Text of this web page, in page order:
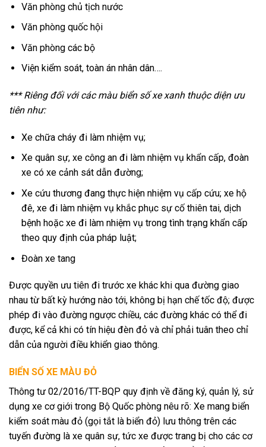
Văn phòng chủ tịch nước
Văn phòng quốc hội
Văn phòng các bộ
Viện kiểm soát, toàn án nhân dân….
*** Riêng đối với các màu biển số xe xanh thuộc diện ưu
tiên như:
Xe chữa cháy đi làm nhiệm vụ;
Xe quân sự, xe công an đi làm nhiệm vụ khẩn cấp, đoàn
xe có xe cảnh sát dẫn đường;
Xe cứu thương đang thực hiện nhiệm vụ cấp cứu; xe hộ
đê, xe đi làm nhiệm vụ khắc phục sự cố thiên tai, dịch
bệnh hoặc xe đi làm nhiệm vụ trong tình trạng khẩn cấp
theo quy định của pháp luật;
Đoàn xe tang
Được quyền ưu tiên đi trước xe khác khi qua đường giao
nhau từ bất kỳ hướng nào tới, không bị hạn chế tốc độ; được
phép đi vào đường ngược chiều, các đường khác có thể đi
được, kể cả khi có tín hiệu đèn đỏ và chỉ phải tuân theo chỉ
dẫn của người điều khiển giao thông.
BIỂN SỐ XE MÀU ĐỎ
Thông tư 02/2016/TT-BQP quy định về đăng ký, quản lý, sử
dụng xe cơ giới trong Bộ Quốc phòng nêu rõ: Xe mang biển
kiểm soát màu đỏ (gọi tắt là biển đỏ) lưu thông trên các
tuyến đường là xe quân sự, tức xe được trang bị cho các cơ